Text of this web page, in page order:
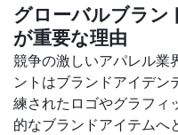
グローバルブラン
が重要な理由
競争の激しいアパレル業
ントはブランドアイデン
練されたロゴやグラフィ
的なブランドアイテムへ